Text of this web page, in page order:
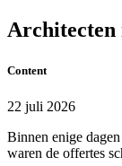
Architecten
Content
22 juli 2026
Binnen enige
waren de offertes